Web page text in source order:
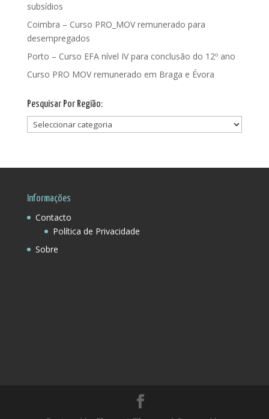
subsídios
Coimbra – Curso PRO_MOV remunerado para
desempregados
Porto – Curso EFA nível IV para conclusão do 12º ano
Curso PRO MOV remunerado em Braga e Évora
Pesquisar Por Região:
Pesquisar
Por
Informações
Contacto
Política de Privacidade
Sobre